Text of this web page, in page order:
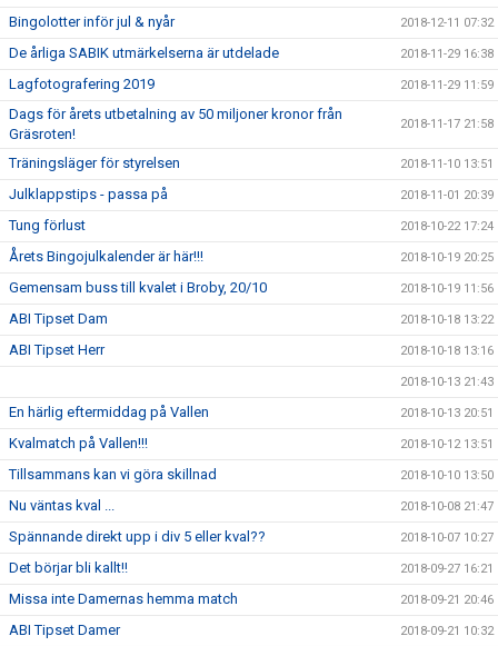
Bingolotter inför jul & nyår 2018-12-11 07:32
De årliga SABIK utmärkelserna är utdelade 2018-11-29 16:38
Lagfotografering 2019 2018-11-29 11:59
Dags för årets utbetalning av 50 miljoner kronor från
Gräsroten!
2018-11-17 21:58
Träningsläger för styrelsen 2018-11-10 13:51
Julklappstips - passa på 2018-11-01 20:39
Tung förlust 2018-10-22 17:24
Årets Bingojulkalender är här!!! 2018-10-19 20:25
Gemensam buss till kvalet i Broby, 20/10 2018-10-19 11:56
ABI Tipset Dam 2018-10-18 13:22
ABI Tipset Herr 2018-10-18 13:16
2018-10-13 21:43
En härlig eftermiddag på Vallen 2018-10-13 20:51
Kvalmatch på Vallen!!! 2018-10-12 13:51
Tillsammans kan vi göra skillnad 2018-10-10 13:50
Nu väntas kval ... 2018-10-08 21:47
Spännande direkt upp i div 5 eller kval?? 2018-10-07 10:27
Det börjar bli kallt!! 2018-09-27 16:21
Missa inte Damernas hemma match 2018-09-21 20:46
ABI Tipset Damer 2018-09-21 10:32